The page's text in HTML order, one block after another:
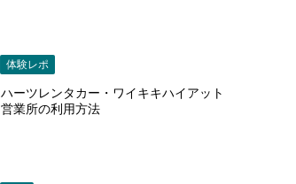
体験レポ
ハーツレンタカー・ワイキキハイアット
営業所の利用方法